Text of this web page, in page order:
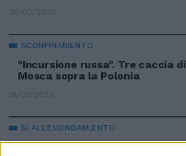
20/02/2023
SCONFINAMENTO
"Incursione russa". Tre caccia di
Mosca sopra la Polonia
14/02/2023
SÌ ALL'EMENDAM,ENTO
La Manovra apre la caccia ai